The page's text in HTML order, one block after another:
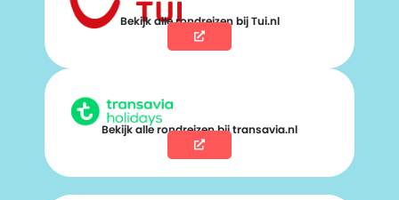
Bekijk alle rondreizen bij Tui.nl
Bekijk alle rondreizen bij transavia.nl